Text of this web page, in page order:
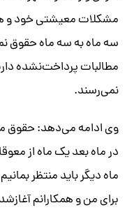
مشکلات معیشتی خود و
سه ماه به سه ماه حقوق
مطالبات پرداخت‌نشده
نمی‌رسند.
وی ادامه می‌دهد: حقوق
در ماه بعد یک ماه از
برای من و همکارانم